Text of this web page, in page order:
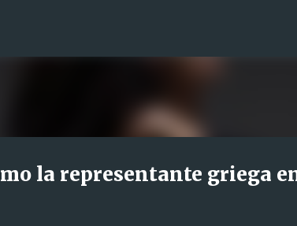
la representante griega